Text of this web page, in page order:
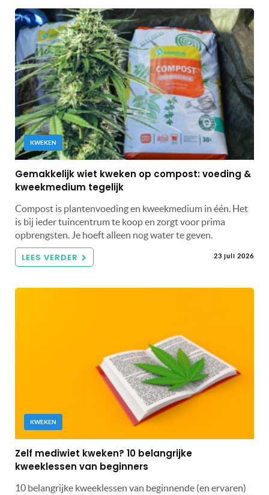
KWEKEN
Gemakkelijk wiet kweken op compost: voeding &
kweekmedium tegelijk
Compost is plantenvoeding en kweekmedium in één. Het
is bij ieder tuincentrum te koop en zorgt voor prima
opbrengsten. Je hoeft alleen nog water te geven.
LEES VERDER 23 juli 2026
KWEKEN
Zelf mediwiet kweken? 10 belangrijke
kweeklessen van beginners
10 belangrijke kweeklessen van beginnende (en ervaren)